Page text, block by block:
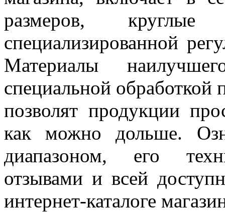
размеров,
специализированной
Материалы
специальной обработкой
позволят продукции
как можно дольше.
диапазоном, его
отзывами и всей
интернет-каталоге